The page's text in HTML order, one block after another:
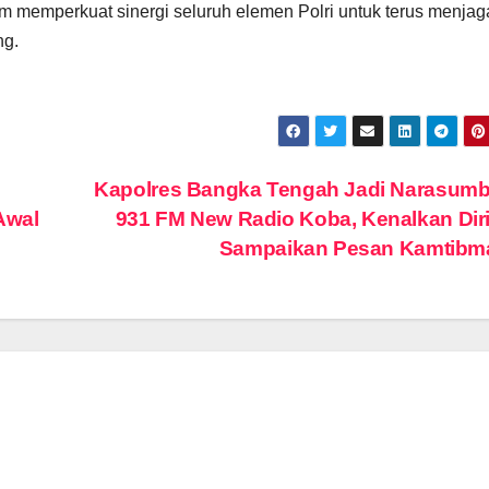
memperkuat sinergi seluruh elemen Polri untuk terus
Kapolres Bangka Tengah Jadi
931 FM New Radio Koba, Kenalkan
Sampaikan Pesan